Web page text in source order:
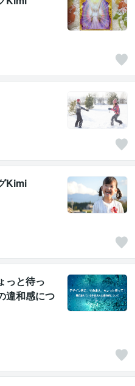
Kimi
っと待っ
違和感につ